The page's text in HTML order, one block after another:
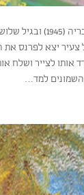
חסן טואפרה נולד
צעיר יצא לפרנס
אותו לצייר ושלח
השמונים למד…